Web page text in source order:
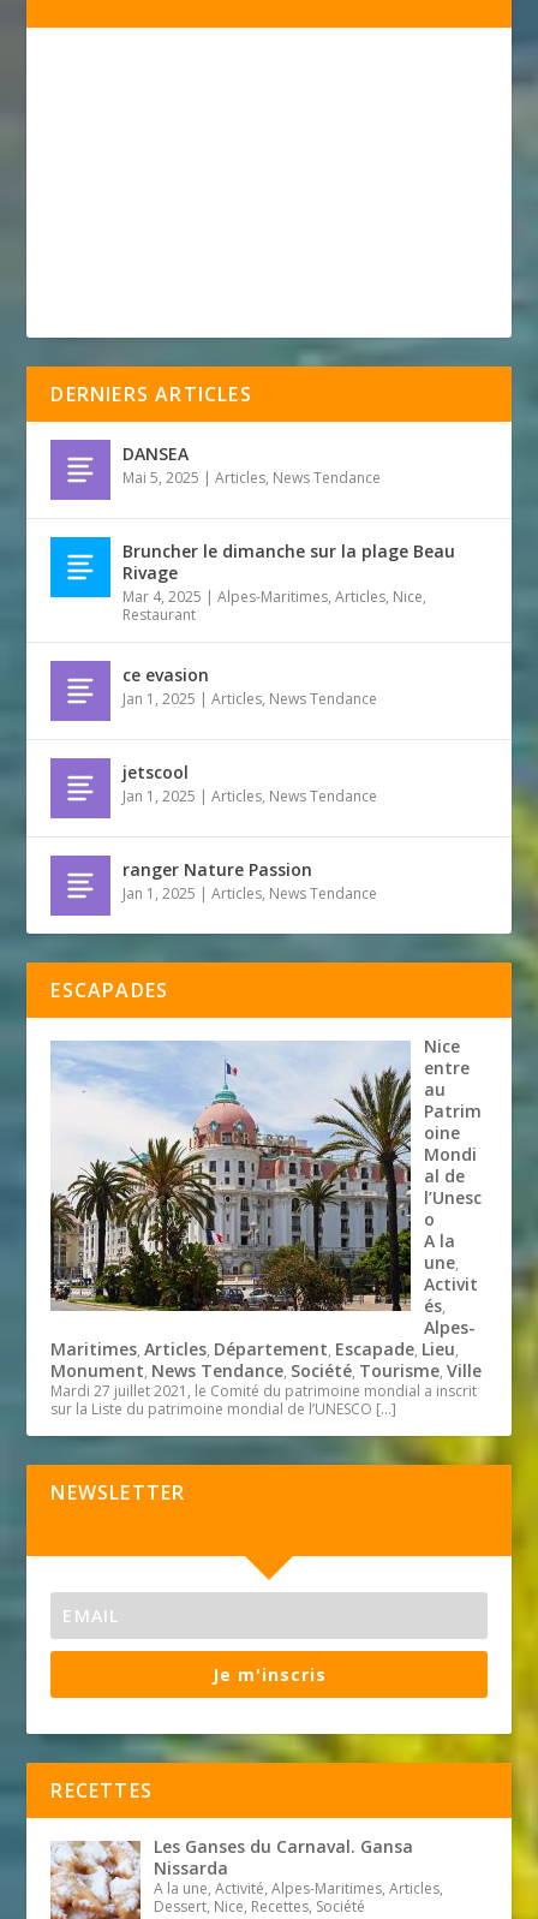
DERNIERS ARTICLES
DANSEA
Mai 5, 2025 |Articles, News Tendance
Bruncher le dimanche sur la plage Beau
Rivage
Mar 4, 2025 |Alpes-Maritimes,Articles, Nice,
Restaurant
ce evasion
Jan 1, 2025 |Articles, News Tendance
jetscool
Jan 1, 2025 |Articles, News Tendance
ranger Nature Passion
Jan 1, 2025 |Articles, News Tendance
ESCAPADES
Nice
entre
au
Patrim
oine
Mondi
al de
l’Unesc
o
A la
une,
Activit
és,
Alpes-
Maritimes,Articles, Département, Escapade, Lieu,
Monument, News Tendance, Société, Tourisme,Ville
Mardi 27 juillet 2021, le Comité du patrimoine mondial a inscrit
sur la Liste du patrimoine mondial de l’UNESCO […]
NEWSLETTER
Je m'inscris
RECETTES
Les Ganses du Carnaval. Gansa
Nissarda
A la une, Activité, Alpes-Maritimes, Articles,
Dessert, Nice, Recettes, Société